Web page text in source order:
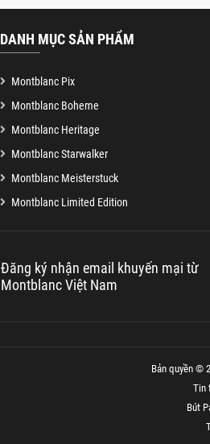
DANH MỤC SẢN PHẨM
Montblanc Pix
Montblanc Boheme
Montblanc Heritage
Montblanc Starwalker
Montblanc Meisterstuck
Montblanc Limited Edition
Đăng ký nhận email khuyến mại từ
Montblanc Việt Nam
Bản quyền ©
Tin
Bút